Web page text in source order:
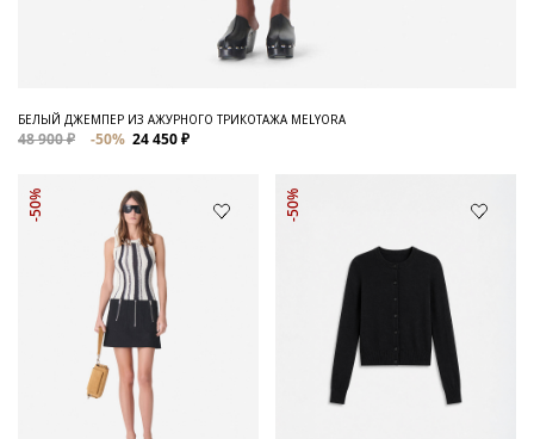
БЕЛЫЙ ДЖЕМПЕР ИЗ АЖУРНОГО ТРИКОТАЖА MELYORA
48 900 ₽ -50% 24 450 ₽
-50% -50%